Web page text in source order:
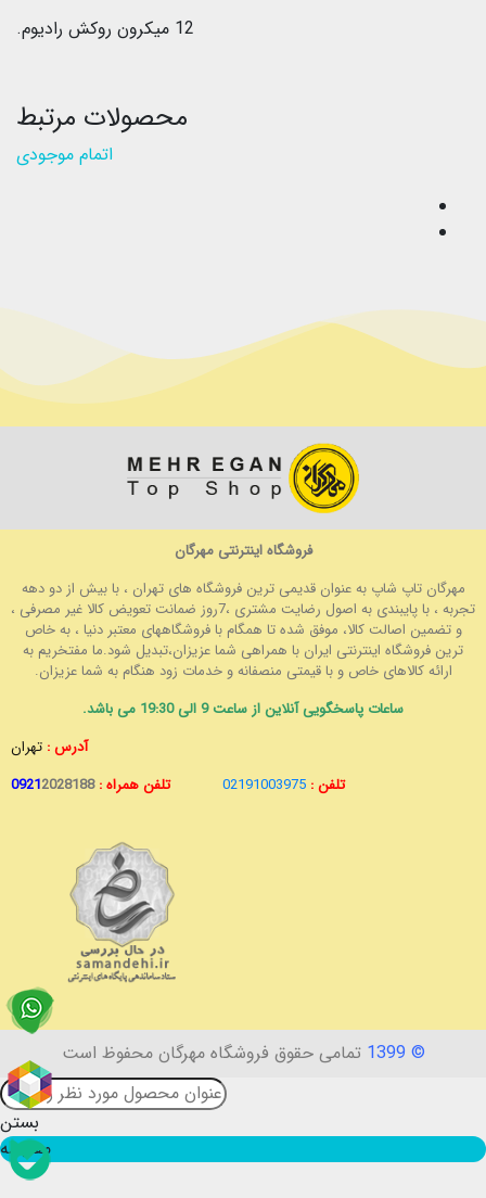
12 میکرون روکش رادیوم.
محصولات مرتبط
اتمام موجودی
فروشگاه اینترنتی مهرگان
مهرگان تاپ شاپ به عنوان قدیمی ترین فروشگاه های تهران ، با بیش از دو دهه
تجربه ، با پایبندی به اصول رضایت مشتری ،7روز ضمانت تعویض کالا غیر مصرفی ،
و تضمین اصالت کالا، موفق شده تا همگام با فروشگاههای معتبر دنیا ، به خاص
ترین فروشگاه اینترنتی ایران با همراهی شما عزیزان،تبدیل شود.ما مفتخریم به
ارائه کالاهای خاص و با قیمتی منصفانه و خدمات زود هنگام به شما عزیزان.
ساعات پاسخگویی آنلاین از ساعت 9 الی 19:30 می باشد.
آدرس : تهران
تلفن : 02191003975 تلفن همراه : 09212028188
© 1399 تمامی حقوق فروشگاه مهرگان محفوظ است
بستن
مقایسه